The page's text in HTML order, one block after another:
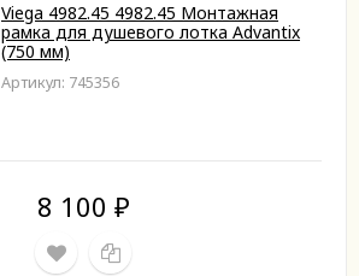
Viega 4982.45 4982.45 Монтажная
рамка для душевого лотка Advantix
(750 мм)
Артикул: 745356
8 100 ₽